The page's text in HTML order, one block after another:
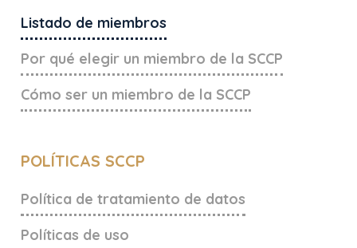
Listado de miembros
Por qué elegir un miembro de la SCCP
Cómo ser un miembro de la SCCP
POLÍTICAS SCCP
Política de tratamiento de datos
Políticas de uso